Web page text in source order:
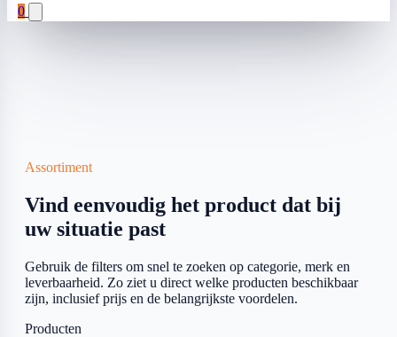
0
Assortiment
Vind eenvoudig het product dat bij
uw situatie past
Gebruik de filters om snel te zoeken op categorie, merk en
leverbaarheid. Zo ziet u direct welke producten beschikbaar
zijn, inclusief prijs en de belangrijkste voordelen.
Producten